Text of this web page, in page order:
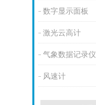
数字显示面板
激光云高计
气象数据记录仪
风速计